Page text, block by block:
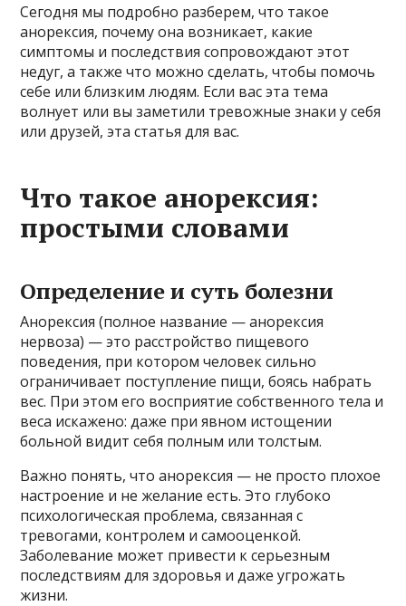
Сегодня мы подробно разберем, что такое
анорексия, почему она возникает, какие
симптомы и последствия сопровождают этот
недуг, а также что можно сделать, чтобы помочь
себе или близким людям. Если вас эта тема
волнует или вы заметили тревожные знаки у себя
или друзей, эта статья для вас.
Что такое анорексия:
простыми словами
Определение и суть болезни
Анорексия (полное название — анорексия
нервоза) — это расстройство пищевого
поведения, при котором человек сильно
ограничивает поступление пищи, боясь набрать
вес. При этом его восприятие собственного тела и
веса искажено: даже при явном истощении
больной видит себя полным или толстым.
Важно понять, что анорексия — не просто плохое
настроение и не желание есть. Это глубоко
психологическая проблема, связанная с
тревогами, контролем и самооценкой.
Заболевание может привести к серьезным
последствиям для здоровья и даже угрожать
жизни.